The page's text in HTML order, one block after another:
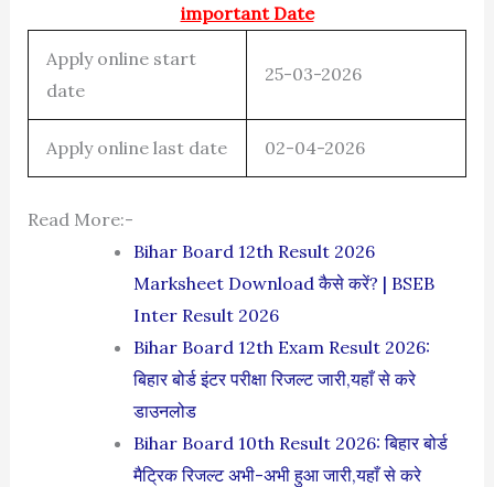
important Date
Apply online start
date
25-03-2026
Apply online last date 02-04-2026
Read More:-
Bihar Board 12th Result 2026
Marksheet Download कैसे करें? | BSEB
Inter Result 2026
Bihar Board 12th Exam Result 2026:
बिहार बोर्ड इंटर परीक्षा रिजल्ट जारी,यहाँ से करे
डाउनलोड
Bihar Board 10th Result 2026: बिहार बोर्ड
मैट्रिक रिजल्ट अभी-अभी हुआ जारी,यहाँ से करे